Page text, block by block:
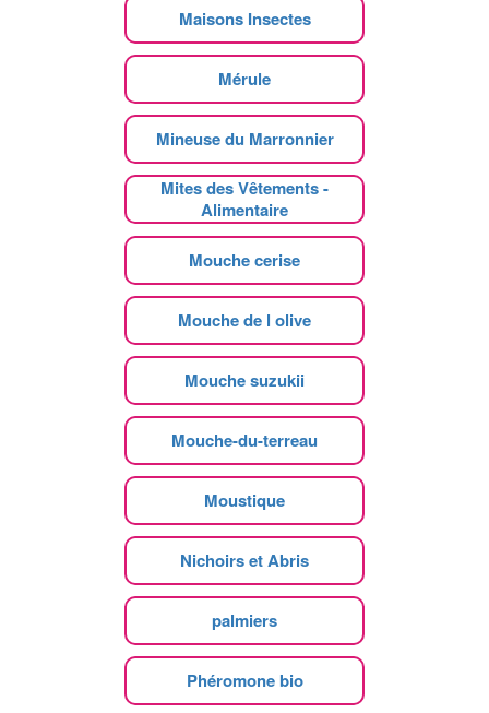
Maisons Insectes
Mérule
Mineuse du Marronnier
Mites des Vêtements -
Alimentaire
Mouche cerise
Mouche de l olive
Mouche suzukii
Mouche-du-terreau
Moustique
Nichoirs et Abris
palmiers
Phéromone bio